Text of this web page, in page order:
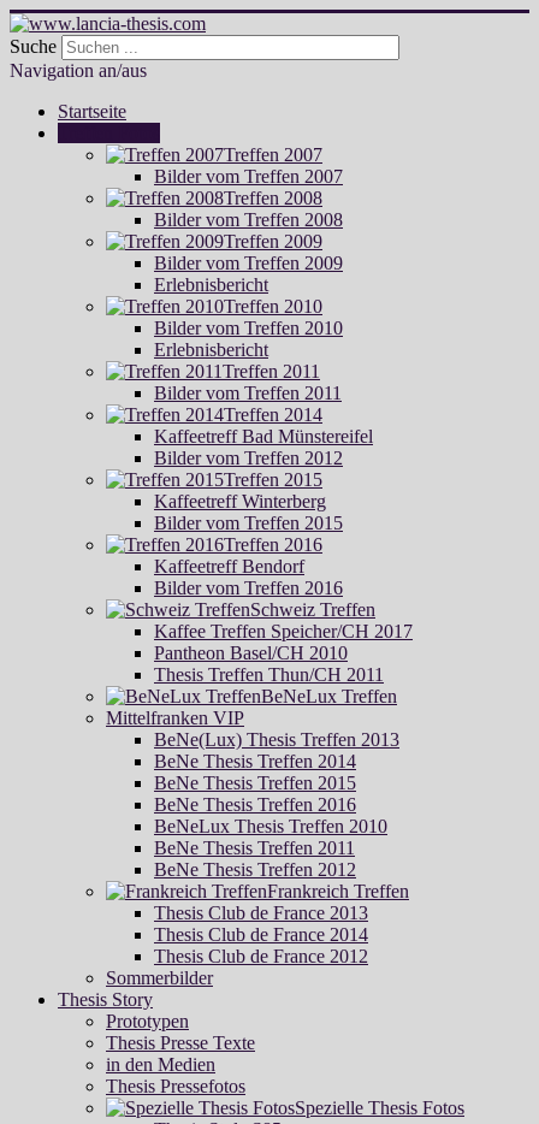
Suche
Navigation an/aus
Startseite
Treffen 2007
Bilder vom Treffen 2007
Treffen 2008
Bilder vom Treffen 2008
Treffen 2009
Bilder vom Treffen 2009
Erlebnisbericht
Treffen 2010
Bilder vom Treffen 2010
Erlebnisbericht
Treffen 2011
Bilder vom Treffen 2011
Treffen 2014
Kaffeetreff Bad Münstereifel
Bilder vom Treffen 2012
Treffen 2015
Kaffeetreff Winterberg
Bilder vom Treffen 2015
Treffen 2016
Kaffeetreff Bendorf
Bilder vom Treffen 2016
Schweiz Treffen
Kaffee Treffen Speicher/CH 2017
Pantheon Basel/CH 2010
Thesis Treffen Thun/CH 2011
BeNeLux Treffen
Mittelfranken VIP
BeNe(Lux) Thesis Treffen 2013
BeNe Thesis Treffen 2014
BeNe Thesis Treffen 2015
BeNe Thesis Treffen 2016
BeNeLux Thesis Treffen 2010
BeNe Thesis Treffen 2011
BeNe Thesis Treffen 2012
Frankreich Treffen
Thesis Club de France 2013
Thesis Club de France 2014
Thesis Club de France 2012
Sommerbilder
Thesis Story
Prototypen
Thesis Presse Texte
in den Medien
Thesis Pressefotos
Spezielle Thesis Fotos